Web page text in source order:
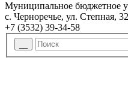
Муниципальное бюджетное
с. Черноречье, ул. Степная, 32
+7 (3532) 39-34-58